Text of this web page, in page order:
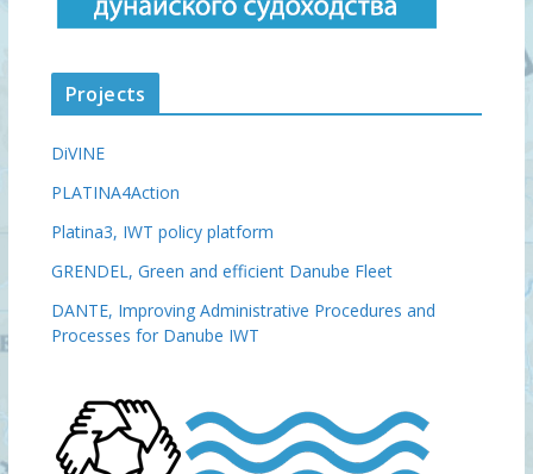
Projects
DiVINE
PLATINA4Action
Platina3, IWT policy platform
GRENDEL, Green and efficient Danube Fleet
DANTE, Improving Administrative Procedures and
Processes for Danube IWT